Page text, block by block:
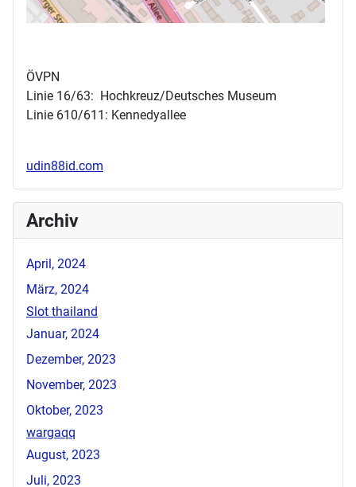
ÖVPN
Linie 16/63: Hochkreuz/Deutsches Museum
Linie 610/611: Kennedyallee
udin88id.com
Archiv
April, 2024
März, 2024
Slot thailand
Januar, 2024
Dezember, 2023
November, 2023
Oktober, 2023
wargaqq
August, 2023
Juli, 2023